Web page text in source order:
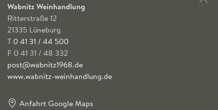
Wabnitz Weinhandlung
Ritterstraße 12
21335 Lüneburg
T 0 41 31 / 44 500
F 0 41 31 / 48 332
post@wabnitz1968.de
www.wabnitz-weinhandlung.de
Anfahrt Google Maps